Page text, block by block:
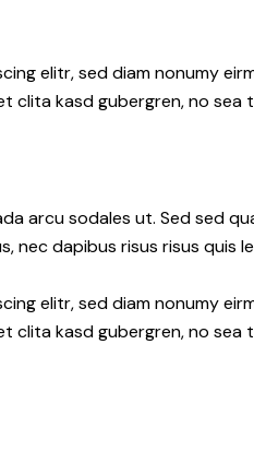
elitr, sed diam nonumy
clita kasd gubergren, no
arcu sodales ut. Sed sed
nec dapibus risus risus quis
elitr, sed diam nonumy
clita kasd gubergren, no